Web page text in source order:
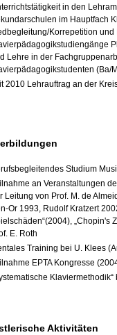
in den
im Hauptfach
Korrepetition
Lehre in der
(Ba/
2010 Lehrauftrag an der
Studium
an Veranstaltungen
Leitung von Prof. M. de
Or 1993, Rudolf Kratzert
„Chopin's
E. Roth
Training bei U. Klees
EPTA Kongresse
Aktivitäten